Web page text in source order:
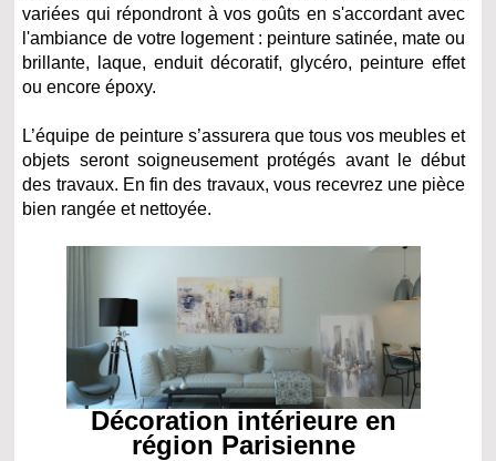
variées qui répondront à vos goûts en s'accordant avec
l'ambiance de votre logement : peinture satinée, mate ou
brillante, laque, enduit décoratif, glycéro, peinture effet
ou encore époxy.
L’équipe de peinture s’assurera que tous vos meubles et
objets seront soigneusement protégés avant le début
des travaux. En fin des travaux, vous recevrez une pièce
bien rangée et nettoyée.
Décoration intérieure en
région Parisienne